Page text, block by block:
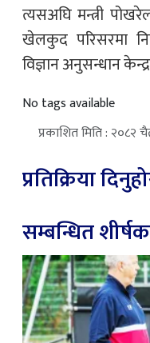
त्यसअघि मन्त्री
खेलकुद परिसरमा
विज्ञान अनुसन्धान
No tags available
प्रकाशित मिति : २०८२
प्रतिक्रिया
सम्बन्धित शीर्षक